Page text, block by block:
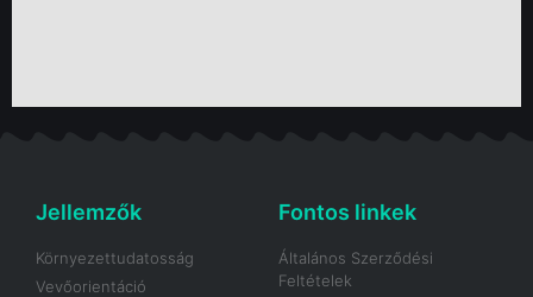
Jellemzők
Környezettudatosság
Vevőorientáció
Fontos linkek
Általános Szerződési
Feltételek